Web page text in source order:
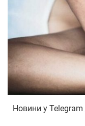
Новини у Telegram